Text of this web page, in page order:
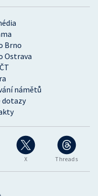
X Threads
Brno
Ostrava
námětů
dotazy